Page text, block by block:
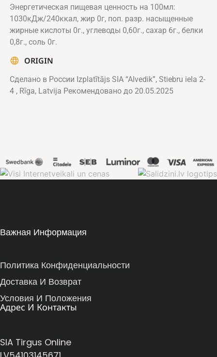
Энергетическая пищевая ценность на 100мл:
1030кДж/240ккал, жир 0г, поп. разр. насыщенные
жирные кислоты 0г., углеводы 0,60г., сахар 6г., белки
0,8г., соль 0г.
ORIGIN
Сделано в России Izplatītājs SIA “Alvedik”, Stiebru iela 2-
4 , Rīga, Latvija Рекомендовано до 20.05.2025
Важная Информация
Политика Конфиденциальности
Доставка И Возврат
Условия И Положения
Адрес И Контакты
SIA Tirgus Online